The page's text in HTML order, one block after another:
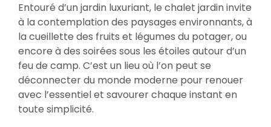
Entouré d’un jardin luxuriant, le chalet jardin invite
à la contemplation des paysages environnants, à
la cueillette des fruits et légumes du potager, ou
encore à des soirées sous les étoiles autour d’un
feu de camp. C’est un lieu où l’on peut se
déconnecter du monde moderne pour renouer
avec l’essentiel et savourer chaque instant en
toute simplicité.